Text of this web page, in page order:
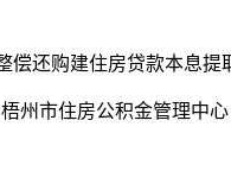
偿还购建住房贷款本息提
梧州市住房公积金管理中心